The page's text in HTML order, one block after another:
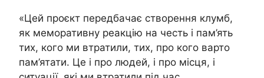
«Цей проєкт передбачає створення клумб,
як меморативну реакцію на честь і пам’ять
тих, кого ми втратили, тих, про кого варто
пам’ятати. Це і про людей, і про місця, і